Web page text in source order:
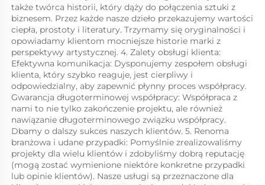
także twórca historii, który dąży do połączenia sztuki z
biznesem. Przez każde nasze dzieło przekazujemy wartości
ciepła, prostoty i literatury. Trzymamy się oryginalności i
opowiadamy klientom mocniejsze historie marki z
perspektywy artystycznej. 4. Zalety obsługi klienta:
Efektywna komunikacja: Dysponujemy zespołem obsługi
klienta, który szybko reaguje, jest cierpliwy i
odpowiedzialny, aby zapewnić płynny proces współpracy.
Gwarancja długoterminowej współpracy: Współpraca z
nami to nie tylko zakończenie projektu, ale również
nawiązanie długoterminowego związku współpracy.
Dbamy o dalszy sukces naszych klientów. 5. Renoma
branżowa i udane przypadki: Pomyślnie zrealizowaliśmy
projekty dla wielu klientów i zdobyliśmy dobrą reputację
(mogą zostać wymienione niektóre konkretne przypadki
lub opinie klientów). Nasze usługi są przeznaczone dla